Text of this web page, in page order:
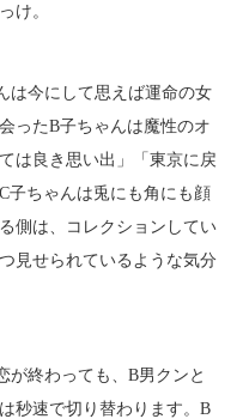
け。
は今にして思えば運命の女
ったB子ちゃんは魔性のオ
は良き思い出」「東京に戻
子ちゃんは兎にも角にも顔
側は、コレクションしてい
見せられているような気分
が終わっても、B男クンと
秒速で切り替わります。B